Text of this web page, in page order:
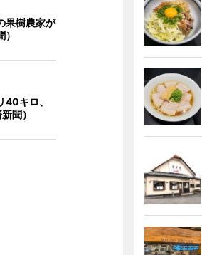
果樹農家が
40キロ、
聞）